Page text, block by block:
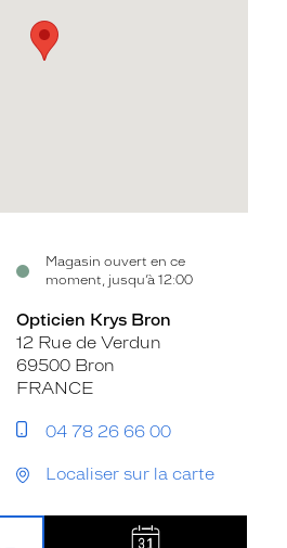
Magasin ouvert en ce
moment, jusqu’à 12:00
Opticien Krys Bron
12 Rue de Verdun
69500 Bron
FRANCE
04 78 26 66 00
Localiser sur la carte